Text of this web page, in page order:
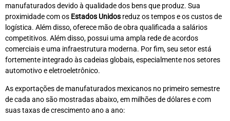
manufaturados devido à qualidade dos bens que produz. Sua
proximidade com os Estados Unidos reduz os tempos e os custos de
logística. Além disso, oferece mão de obra qualificada a salários
competitivos. Além disso, possui uma ampla rede de acordos
comerciais e uma infraestrutura moderna. Por fim, seu setor está
fortemente integrado às cadeias globais, especialmente nos setores
automotivo e eletroeletrônico.
As exportações de manufaturados mexicanos no primeiro semestre
de cada ano são mostradas abaixo, em milhões de dólares e com
suas taxas de crescimento ano a ano: